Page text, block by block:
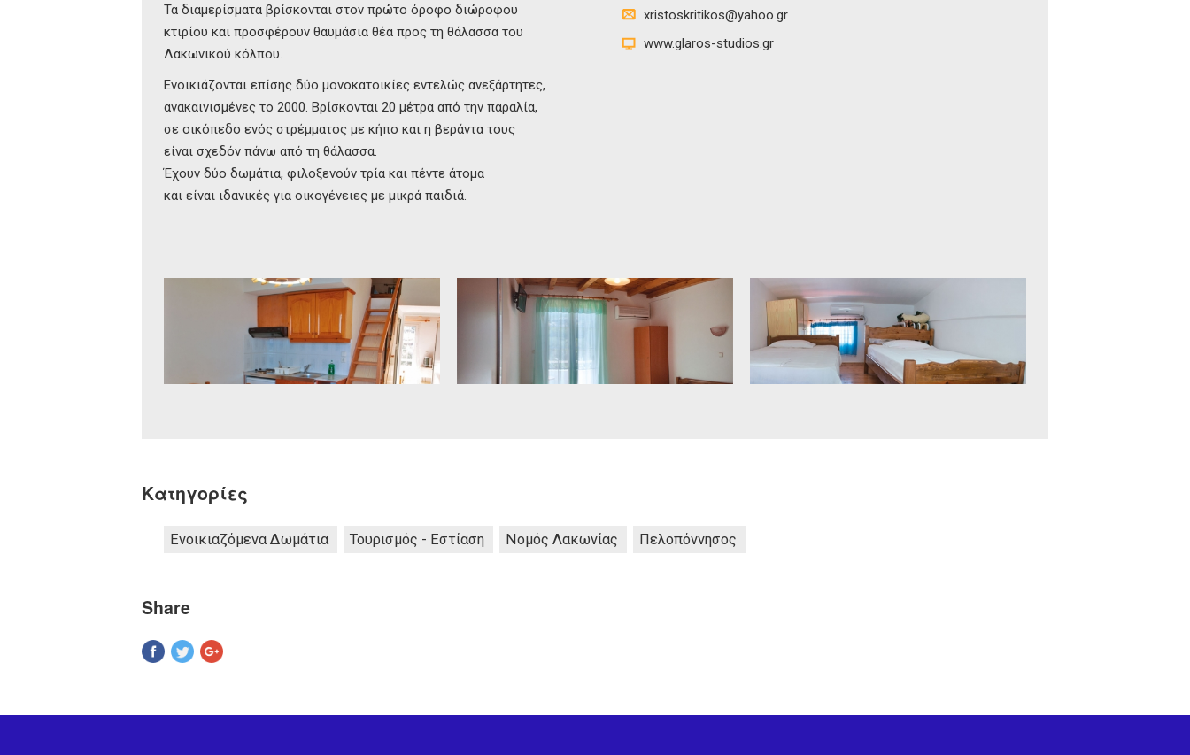
Τα διαμερίσματα βρίσκονται στον πρώτο όροφο διώροφου
κτιρίου και προσφέρουν θαυμάσια θέα προς τη θάλασσα του
Λακωνικού κόλπου.
Ενοικιάζονται επίσης δύο μονοκατοικίες εντελώς ανεξάρτητες,
ανακαινισμένες το 2000. Βρίσκονται 20 μέτρα από την παραλία,
σε οικόπεδο ενός στρέμματος με κήπο και η βεράντα τους
είναι σχεδόν πάνω από τη θάλασσα.
Έχουν δύο δωμάτια, φιλοξενούν τρία και πέντε άτομα
και είναι ιδανικές για οικογένειες με μικρά παιδιά.
xristoskritikos@yahoo.gr
www.glaros-studios.gr
Κατηγορίες
Ενοικιαζόμενα Δωμάτια Τουρισμός - Εστίαση Νομός Λακωνίας Πελοπόννησος
Share